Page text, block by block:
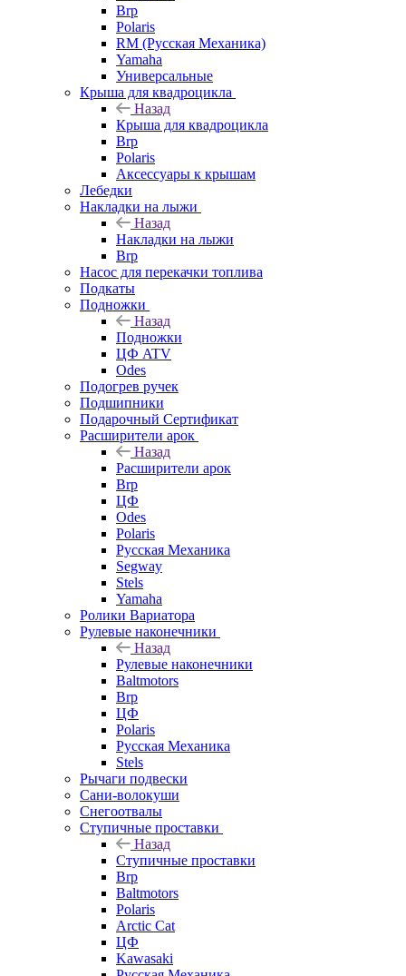
Brp
Polaris
RM (Русская Механика)
Yamaha
Универсальные
Крыша для квадроцикла
Назад
Крыша для квадроцикла
Brp
Polaris
Аксессуары к крышам
Лебедки
Накладки на лыжи
Назад
Накладки на лыжи
Brp
Насос для перекачки топлива
Подкаты
Подножки
Назад
Подножки
ЦФ ATV
Odes
Подогрев ручек
Подшипники
Подарочный Сертификат
Расширители арок
Назад
Расширители арок
Brp
ЦФ
Odes
Polaris
Русская Механика
Segway
Stels
Yamaha
Ролики Вариатора
Рулевые наконечники
Назад
Рулевые наконечники
Baltmotors
Brp
ЦФ
Polaris
Русская Механика
Stels
Рычаги подвески
Сани-волокуши
Снегоотвалы
Ступичные проставки
Назад
Ступичные проставки
Brp
Baltmotors
Polaris
Arctic Cat
ЦФ
Kawasaki